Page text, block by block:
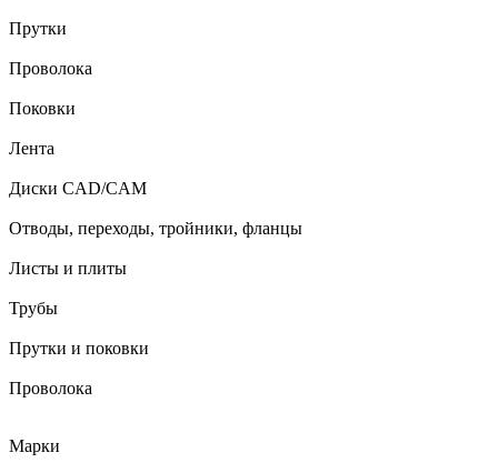
Прутки
Проволока
Поковки
Лента
Диски CAD/CAM
Отводы, переходы, тройники, фланцы
Листы и плиты
Трубы
Прутки и поковки
Проволока
Марки